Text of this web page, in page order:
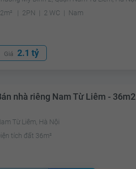
2PN 2 WC Nam
Giá 2.1 tỷ
nhà riêng Nam Từ Liêm - 36m2
Từ Liêm, Hà Nội
tích đất 36m²